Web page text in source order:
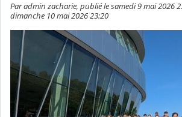
Par admin zacharie, publié le samedi 9 mai 2026
dimanche 10 mai 2026 23:20